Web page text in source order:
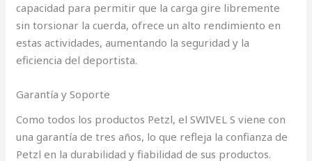
capacidad para permitir que la carga gire libremente
sin torsionar la cuerda, ofrece un alto rendimiento en
estas actividades, aumentando la seguridad y la
eficiencia del deportista.
Garantía y Soporte
Como todos los productos Petzl, el SWIVEL S viene con
una garantía de tres años, lo que refleja la confianza de
Petzl en la durabilidad y fiabilidad de sus productos.